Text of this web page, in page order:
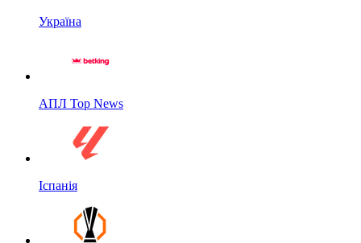
Україна
АПЛ Top News
Іспанія